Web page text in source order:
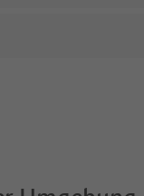
Bertollhof erlaubt?